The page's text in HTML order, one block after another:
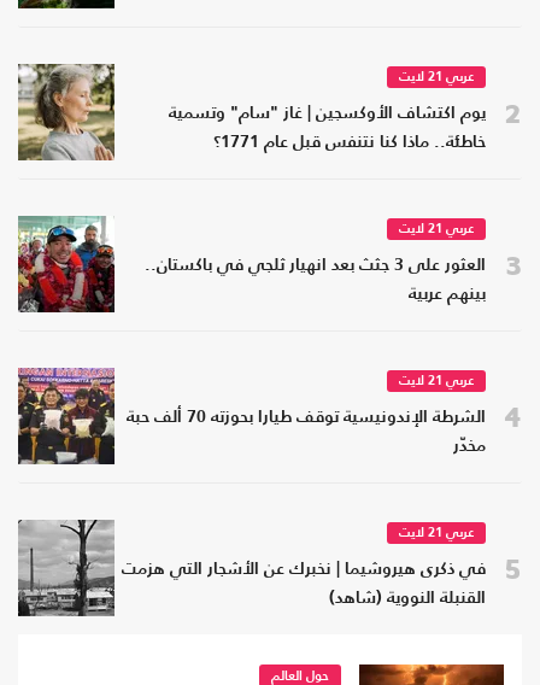
2
عربي 21 لايت
يوم اكتشاف الأوكسجين | غاز "سام" وتسمية
خاطئة.. ماذا كنا نتنفس قبل عام 1771؟
3
عربي 21 لايت
العثور على 3 جثث بعد انهيار ثلجي في باكستان..
بينهم عربية
4
عربي 21 لايت
الشرطة الإندونيسية توقف طيارا بحوزته 70 ألف حبة
مخدّر
5
عربي 21 لايت
في ذكرى هيروشيما | نخبرك عن الأشجار التي هزمت
القنبلة النووية (شاهد)
حول العالم